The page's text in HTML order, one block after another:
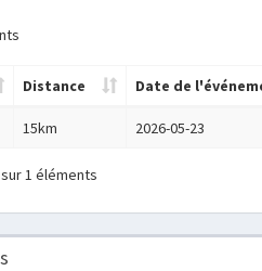
Distance Date de
15km 2026-05-23
1 éléments